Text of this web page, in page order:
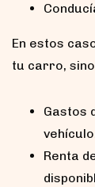
En estos
tu carro,
Gastos
Renta